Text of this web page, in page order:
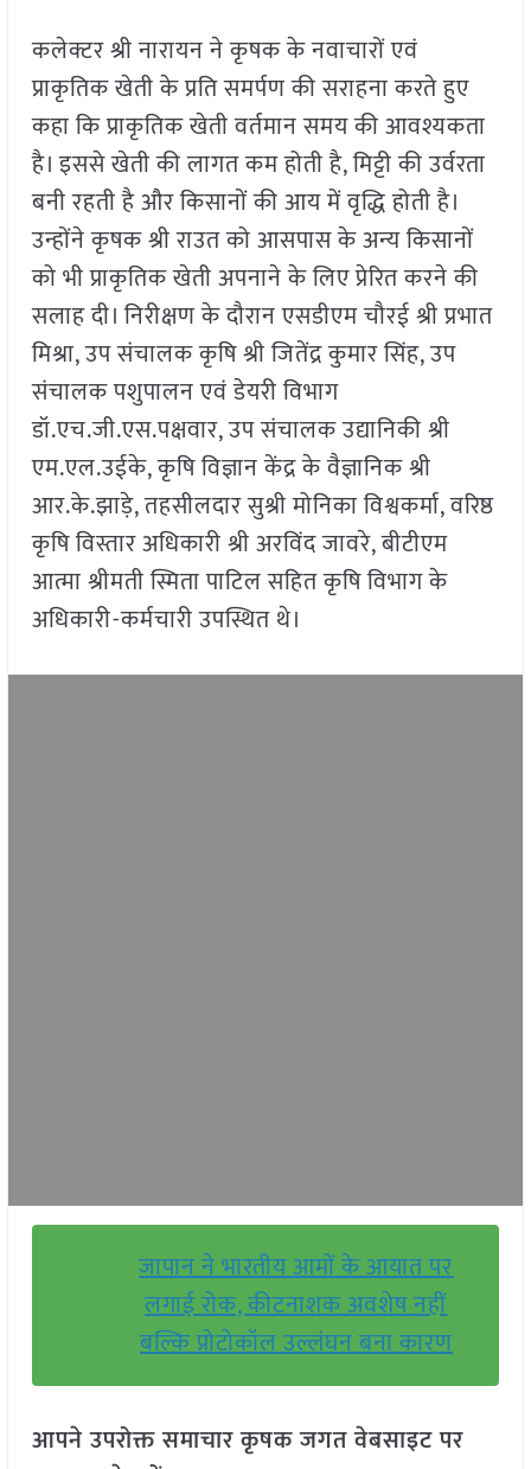
कलेक्टर श्री नारायन ने कृषक के नवाचारों एवं
प्राकृतिक खेती के प्रति समर्पण की सराहना करते हुए
कहा कि प्राकृतिक खेती वर्तमान समय की आवश्यकता
है। इससे खेती की लागत कम होती है, मिट्टी की उर्वरता
बनी रहती है और किसानों की आय में वृद्धि होती है।
उन्होंने कृषक श्री राउत को आसपास के अन्य किसानों
को भी प्राकृतिक खेती अपनाने के लिए प्रेरित करने की
सलाह दी। निरीक्षण के दौरान एसडीएम चौरई श्री प्रभात
मिश्रा, उप संचालक कृषि श्री जितेंद्र कुमार सिंह, उप
संचालक पशुपालन एवं डेयरी विभाग
डॉ.एच.जी.एस.पक्षवार, उप संचालक उद्यानिकी श्री
एम.एल.उईके, कृषि विज्ञान केंद्र के वैज्ञानिक श्री
आर.के.झाड़े, तहसीलदार सुश्री मोनिका विश्वकर्मा, वरिष्ठ
कृषि विस्तार अधिकारी श्री अरविंद जावरे, बीटीएम
आत्मा श्रीमती स्मिता पाटिल सहित कृषि विभाग के
अधिकारी-कर्मचारी उपस्थित थे।
जापान ने भारतीय आमों के आयात पर
लगाई रोक, कीटनाशक अवशेष नहीं
बल्कि प्रोटोकॉल उल्लंघन बना कारण
आपने उपरोक्त समाचार कृषक जगत वेबसाइट पर